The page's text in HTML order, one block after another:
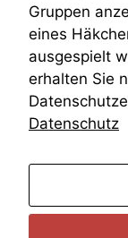
Zuständigkeit
Öffentliches
Gruppen
eines
ausgespielt
erhalten Sie
Datenschutz